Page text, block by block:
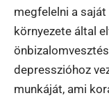
megfelelni a
környezete által
depresszióhoz
munkáját, ami